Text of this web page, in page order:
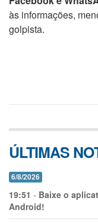
às informações,
golpista.
ÚLTIMAS
6/8/2026
19:51 - Baixe o
Android!